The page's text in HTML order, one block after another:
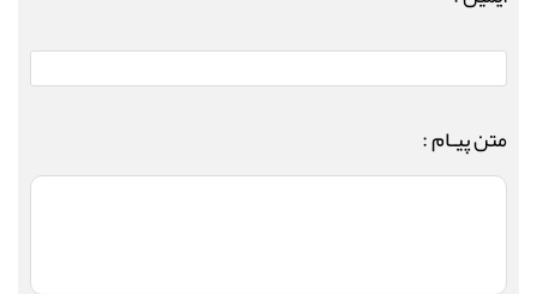
متن پیـام :